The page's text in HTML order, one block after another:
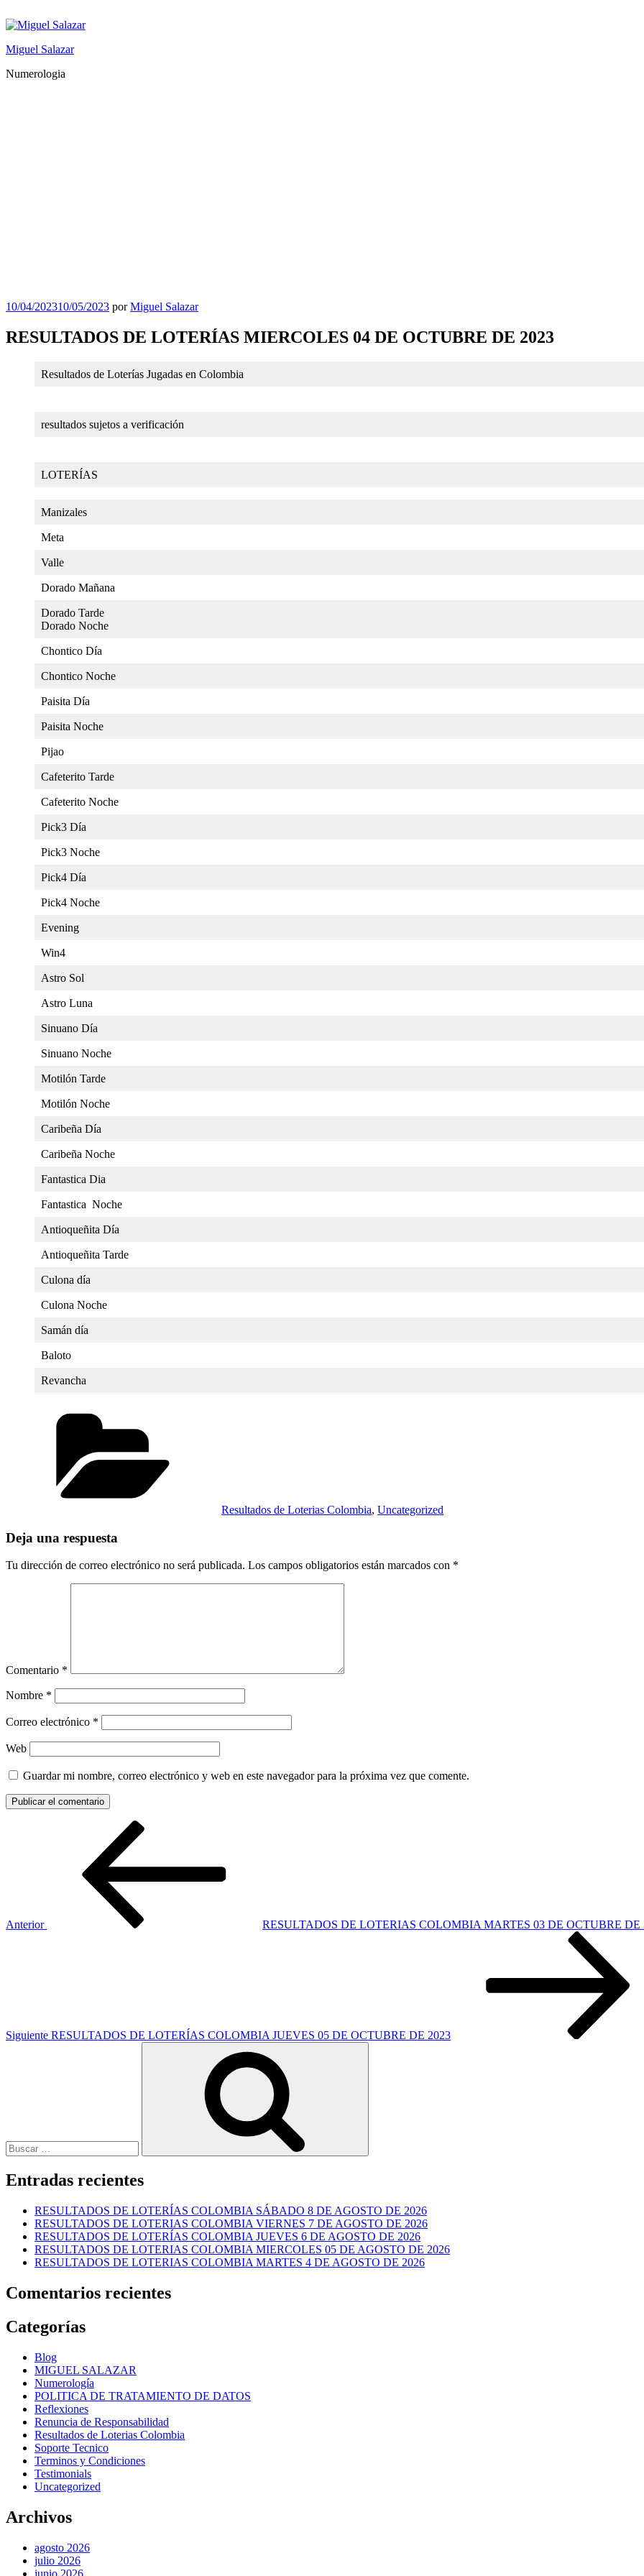
al
Miguel Salazar
Numerologia
Publicado
10/04/202310/05/2023 porMiguel Salazar
RESULTADOS DE LOTERÍAS MIERCOLES 04 DE OCTUBRE DE 2023
Resultados de Loterías Jugadas en Colombia
resultados sujetos a verificación
LOTERÍAS
Manizales
Meta
Valle
Dorado Mañana
Dorado Tarde
Dorado Noche
Chontico Día
Chontico Noche
Paisita Día
Paisita Noche
Pijao
Cafeterito Tarde
Cafeterito Noche
Pick3 Día
Pick3 Noche
Pick4 Día
Pick4 Noche
Evening
Win4
Astro Sol
Astro Luna
Sinuano Día
Sinuano Noche
Motilón Tarde
Motilón Noche
Caribeña Día
Caribeña Noche
Fantastica Dia
Fantastica Noche
Antioqueñita Día
Antioqueñita Tarde
Culona día
Culona Noche
Samán día
Baloto
Revancha
Resultados de Loterias Colombia, Uncategorized
Deja una respuesta
Tu dirección de correo electrónico no será publicada. Los campos obligatorios están marcados con *
Comentario *
Nombre *
Correo electrónico *
Web
Guardar mi nombre, correo electrónico y web en este navegador para la próxima vez que comente.
Anterior
RESULTADOS DE LOTERIAS COLOMBIA MARTES 03 DE OCTUBRE DE
Siguiente RESULTADOS DE LOTERÍAS COLOMBIA JUEVES 05 DE OCTUBRE DE 2023
Entradas recientes
RESULTADOS DE LOTERÍAS COLOMBIA SÁBADO 8 DE AGOSTO DE 2026
RESULTADOS DE LOTERIAS COLOMBIA VIERNES 7 DE AGOSTO DE 2026
RESULTADOS DE LOTERÍAS COLOMBIA JUEVES 6 DE AGOSTO DE 2026
RESULTADOS DE LOTERIAS COLOMBIA MIERCOLES 05 DE AGOSTO DE 2026
RESULTADOS DE LOTERIAS COLOMBIA MARTES 4 DE AGOSTO DE 2026
Comentarios recientes
Categorías
Blog
MIGUEL SALAZAR
Numerología
POLITICA DE TRATAMIENTO DE DATOS
Reflexiones
Renuncia de Responsabilidad
Resultados de Loterias Colombia
Soporte Tecnico
Terminos y Condiciones
Testimonials
Uncategorized
Archivos
agosto 2026
julio 2026
junio 2026